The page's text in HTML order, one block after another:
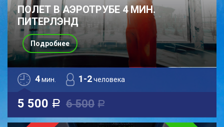
ПОЛЕТ В АЭРОТРУБЕ 4 МИН.
ПИТЕРЛЭНД
4мин. 1-2человека
5 500 a 6 500 a
Подробнее